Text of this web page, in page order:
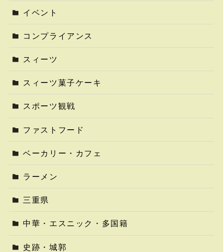
イベント
コンプライアンス
スィーツ
スィーツ菓子ケーキ
スポーツ観戦
ファストフード
ベーカリー・カフェ
ラーメン
三重県
中華・エスニック・多国籍
史跡・城郭